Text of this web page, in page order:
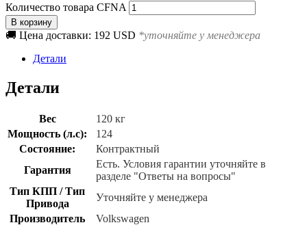
Количество товара CFNA
В корзину
🚚 Цена доставки: 192 USD *уточняйте у менеджера
Детали
Детали
Вес
120 кг
Мощность (л.с):
124
Состояние:
Контрактный
Гарантия
Есть. Условия гарантии уточняйте в
разделе "Ответы на вопросы"
Тип КПП / Тип
Привода
Уточняйте у менеджера
Производитель
Volkswagen